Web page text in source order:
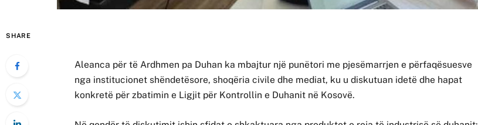
SHARE
Aleanca për të Ardhmen pa Duhan ka mbajtur një punëtori me pjesëmarrjen e përfaqësuesve
nga institucionet shëndetësore, shoqëria civile dhe mediat, ku u diskutuan idetë dhe hapat
konkretë për zbatimin e Ligjit për Kontrollin e Duhanit në Kosovë.